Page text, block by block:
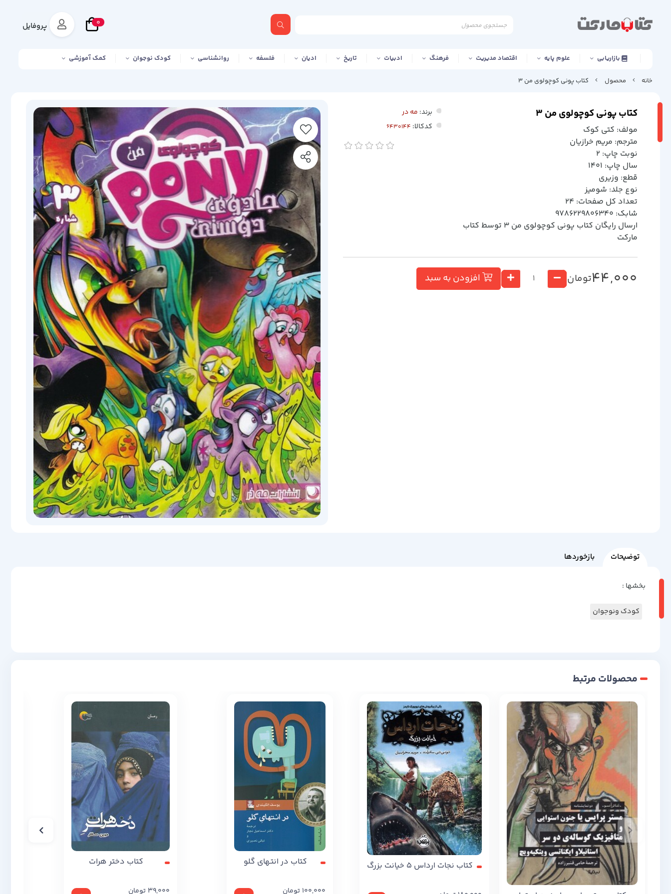
0 پروفایل
بازاریابی علوم پایه اقتصاد مدیریت فرهنگ ادبیات تاریخ ادیان فلسفه روانشناسی کودک نوجوان کمک آموزشی
خانه محصول کتاب پونی کوچولوی من 3
کتاب پونی کوچولوی من 3
مولف: كتي كوك
مترجم: مريم خرازيان
نوبت چاپ: 2
سال چاپ: 1401
قطع: وزيري
نوع جلد: شوميز
تعداد کل صفحات: 24
شابک: 9786229806340
ارسال رایگان کتاب پوني كوچولوي من 3 توسط کتاب
مارکت
برند: مه در
کدکالا:
44,000تومان افزودن به سبد
توضیحات بازخوردها
بخشها :
کودک ونوجوان
محصولات مرتبط
کتاب نجات ارداس 5 خیانت بزرگ کتاب در انتهای گلو
100,000 تومان
کتاب دختر هرات
39,000 تومان